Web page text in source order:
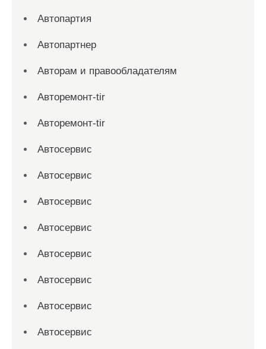
Автопартия
Автопартнер
Авторам и правообладателям
Авторемонт-tir
Авторемонт-tir
Автосервис
Автосервис
Автосервис
Автосервис
Автосервис
Автосервис
Автосервис
Автосервис